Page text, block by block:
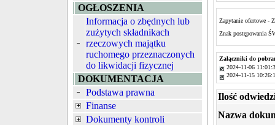
OGŁOSZENIA
Informacja o zbędnych lub
zużytych składnikach
rzeczowych majątku
ruchomego przeznaczonych
do likwidacji fizycznej
DOKUMENTACJA
Podstawa prawna
Finanse
Dokumenty kontroli
Zapytanie ofertowe -
Znak postępowania
Załączniki do
2024-11-06
2024-11-15
Ilość
Nazwa